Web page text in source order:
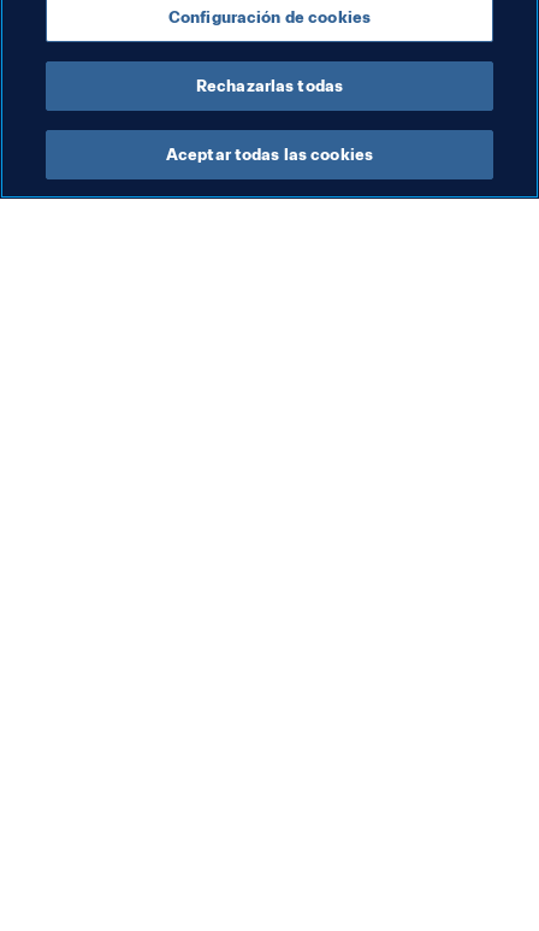
Competiciones Vietnam AFC
Configuración de cookies
Rechazarlas todas
Aceptar todas las cookies